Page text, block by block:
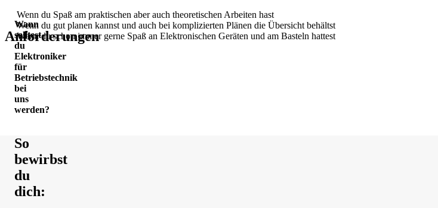
Anforderungen
Wann
solltest
du
Elektroniker
für
Betriebstechnik
bei
uns
werden?
Wenn du Spaß am praktischen aber auch theoretischen Arbeiten hast
Wenn du gut planen kannst und auch bei komplizierten Plänen die Übersicht behältst
Wenn du schon immer gerne Spaß an Elektronischen Geräten und am Basteln hattest
Freitags
12:15
Uhr
heißt
So
bewirbst
du
dich: